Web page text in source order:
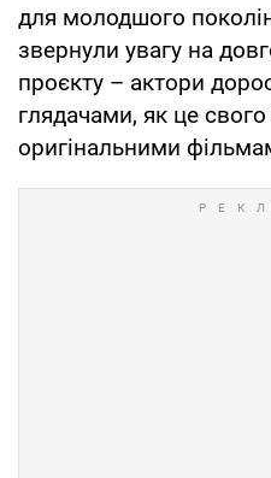
для молодшого
звернули увагу на
проєкту – актори
глядачами, як це
оригінальними